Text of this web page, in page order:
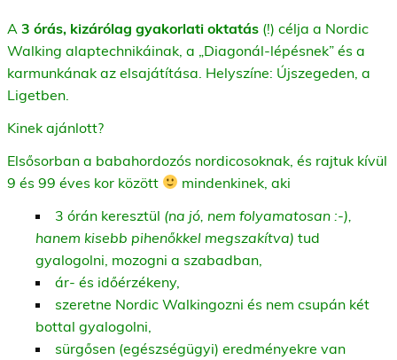
A 3 órás, kizárólag gyakorlati oktatás (!) célja a Nordic
Walking alaptechnikáinak, a „Diagonál-lépésnek” és a
karmunkának az elsajátítása. Helyszíne: Újszegeden, a
Ligetben.
Kinek ajánlott?
Elsősorban a babahordozós nordicosoknak, és rajtuk kívül
9 és 99 éves kor között
mindenkinek, aki
3 órán keresztül (na jó, nem folyamatosan :-),
hanem kisebb pihenőkkel megszakítva) tud
gyalogolni, mozogni a szabadban,
ár- és időérzékeny,
szeretne Nordic Walkingozni és nem csupán két
bottal gyalogolni,
sürgősen (egészségügyi) eredményekre van